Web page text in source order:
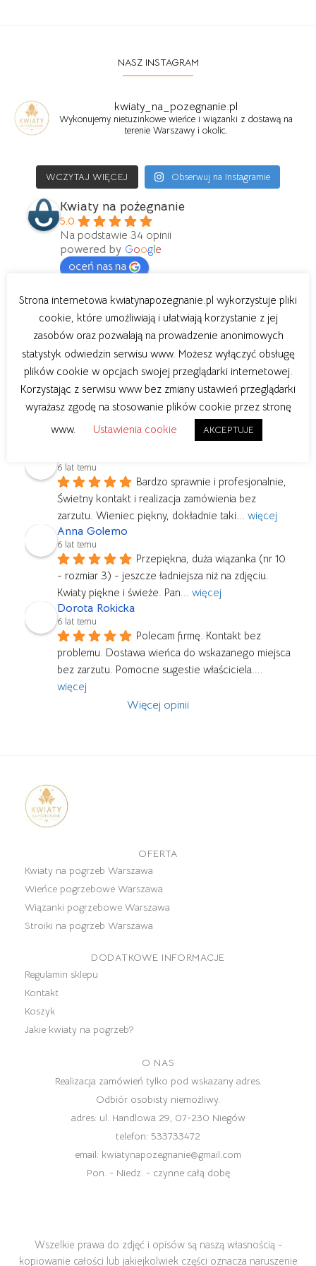
na
stronie
produktu
NASZ INSTAGRAM
kwiaty_na_pozegnanie.pl
Wykonujemy nietuzinkowe wieńce i wiązanki z dostawą na
terenie Warszawy i okolic.
WCZYTAJ WIĘCEJ Obserwuj na Instagramie
Kwiaty na pożegnanie
5.0
Na podstawie 34 opinii
powered by Google
oceń nas na
Ewelina Dylewska
6 lat temu
Wspaniały wieniec, piękne
kwiaty... Super kontakt i zaangażowanie. Jak
najbardziej polecam!
Kasia Kosińska
6 lat temu
Przemiła i bardzo profesjonalna
obsługa, stały kontakt z klientem. Zamówienie bylo
... więcej
6 lat temu
Bardzo sprawnie i profesjonalnie,
Świetny kontakt i realizacja zamówienia bez
zarzutu. Wieniec piękny, dokładnie taki... więcej
Anna Golemo
6 lat temu
Przepiękna, duża wiązanka (nr 10
- rozmiar 3) - jeszcze ładniejsza niż na zdjęciu.
Kwiaty piękne i świeże. Pan... więcej
Dorota Rokicka
6 lat temu
Polecam firmę. Kontakt bez
problemu. Dostawa wieńca do wskazanego miejsca
bez zarzutu. Pomocne sugestie właściciela.
więcej
Więcej opinii
OFERTA
Kwiaty na pogrzeb Warszawa
Wieńce pogrzebowe Warszawa
Wiązanki pogrzebowe Warszawa
Stroiki na pogrzeb Warszawa
DODATKOWE INFORMACJE
Regulamin sklepu
Kontakt
Koszyk
Jakie kwiaty na pogrzeb?
O NAS
Realizacja zamówień tylko pod wskazany adres.
Odbiór osobisty niemożliwy.
adres: ul. Handlowa 29, 07-230 Niegów
telefon: 533733472
email: kwiatynapozegnanie@gmail.com
Pon. - Niedz. - czynne całą dobę
Wszelkie prawa do zdjęć i opisów są naszą własnością -
kopiowanie całości lub jakiejkolwiek części oznacza naruszenie
Strona internetowa kwiatynapozegnanie.pl wykorzystuje pliki
cookie, które umożliwiają i ułatwiają korzystanie z jej
zasobów oraz pozwalają na prowadzenie anonimowych
statystyk odwiedzin serwisu www. Możesz wyłączyć obsługę
plików cookie w opcjach swojej przeglądarki internetowej.
Korzystając z serwisu www bez zmiany ustawień przeglądarki
wyrażasz zgodę na stosowanie plików cookie przez stronę
www.
Ustawienia cookie AKCEPTUJE